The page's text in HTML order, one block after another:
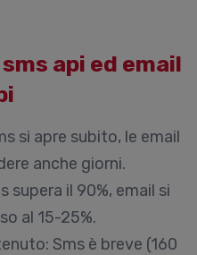
api ed email
si apre subito, le email
anche giorni.
supera il 90%, email si
al 15-25%.
Sms è breve (160